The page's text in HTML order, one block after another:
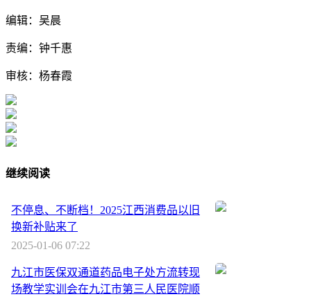
编辑：吴晨
责编：钟千惠
审核：杨春霞
继续阅读
不停息、不断档！2025江西消费品以旧
换新补贴来了
2025-01-06 07:22
九江市医保双通道药品电子处方流转现
场教学实训会在九江市第三人民医院顺